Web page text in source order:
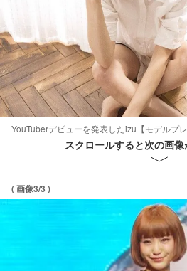
YouTuberデビューを発表したizu【モデルプレ
スクロールすると次の画
( 画像3/3 )